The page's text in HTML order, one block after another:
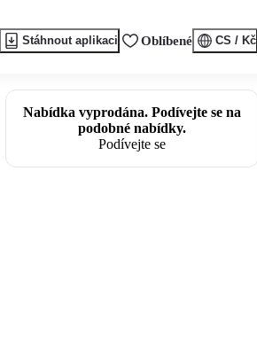
Stáhnout aplikaci Oblíbené CS / Kč
Nabídka vyprodána. Podívejte se na
podobné nabídky.
Podívejte se